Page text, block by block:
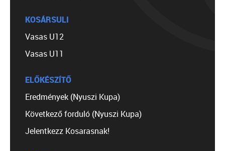
KOSÁRSULI
Vasas U12
Vasas U11
ELŐKÉSZÍTŐ
Eredmények (Nyuszi Kupa)
Következő forduló (Nyuszi Kupa)
Jelentkezz Kosarasnak!